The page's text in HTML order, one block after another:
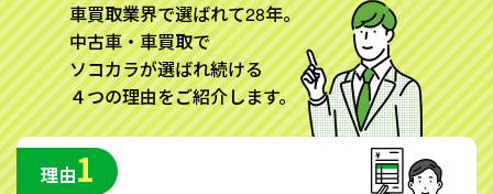
車買取業界で選ばれて28年。
中古車・車買取で
ソコカラが選ばれ続ける
４つの理由をご紹介します。
理由1